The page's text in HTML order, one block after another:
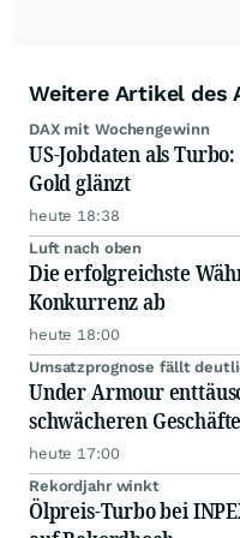
Weitere Artikel des
DAX mit Wochengewinn
US-Jobdaten als
Gold glänzt
heute 18:38
Luft nach oben
Die erfolgreichste
Konkurrenz ab
heute 18:00
Umsatzprognose fällt
Under Armour
schwächeren
heute 17:00
Rekordjahr winkt
Ölpreis-Turbo bei